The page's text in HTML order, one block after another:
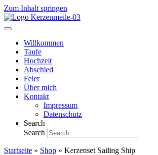
Zum Inhalt springen
Willkommen
Taufe
Hochzeit
Abschied
Feier
Über mich
Kontakt
Impressum
Datenschutz
Search
Search
Startseite » Shop » Kerzenset Sailing Ship